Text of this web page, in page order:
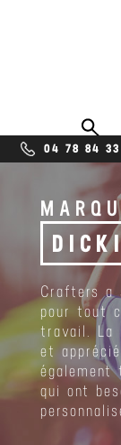
04 78 84
Crafters a
pour tout
travail. La
et
qui ont